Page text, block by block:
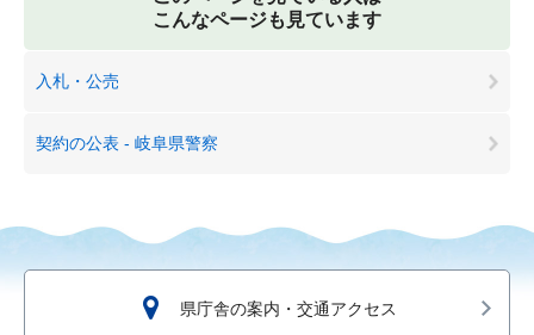
こんなページも見ています
入札・公売
契約の公表 - 岐阜県警察
県庁舎の案内・交通アクセス